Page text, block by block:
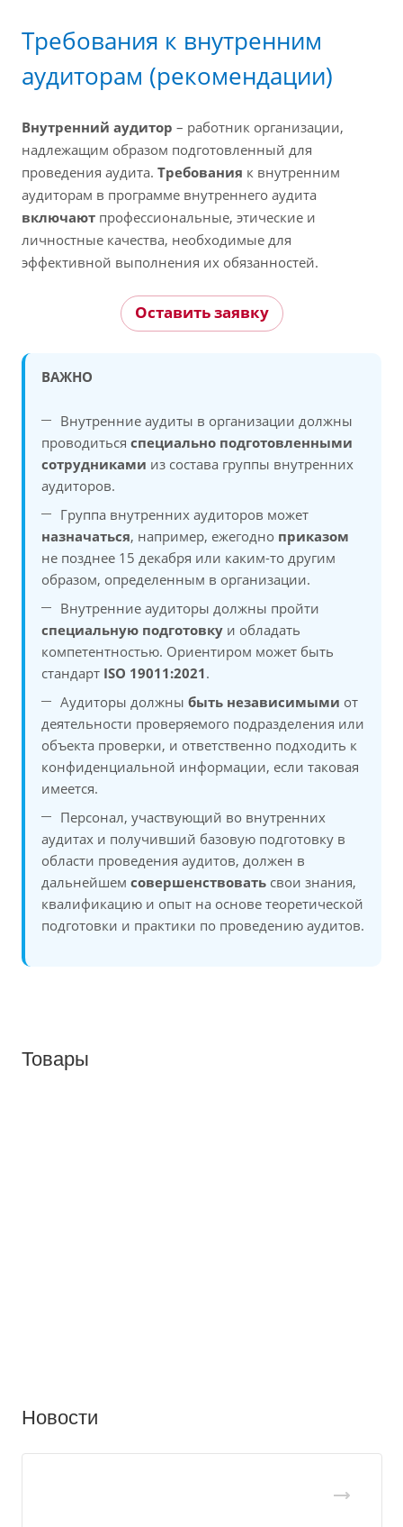
Требования к внутренним
аудиторам (рекомендации)
Внутренний аудитор – работник организации,
надлежащим образом подготовленный для
проведения аудита. Требования к внутренним
аудиторам в программе внутреннего аудита
включают профессиональные, этические и
личностные качества, необходимые для
эффективной выполнения их обязанностей.
Оставить заявку
ВАЖНО
Внутренние аудиты в организации должны
проводиться специально подготовленными
сотрудниками из состава группы внутренних
аудиторов.
Группа внутренних аудиторов может
назначаться, например, ежегодно приказом
не позднее 15 декабря или каким-то другим
образом, определенным в организации.
Внутренние аудиторы должны пройти
специальную подготовку и обладать
компетентностью. Ориентиром может быть
стандарт ISO 19011:2021.
Аудиторы должны быть независимыми от
деятельности проверяемого подразделения или
объекта проверки, и ответственно подходить к
конфиденциальной информации, если таковая
имеется.
Персонал, участвующий во внутренних
аудитах и получивший базовую подготовку в
области проведения аудитов, должен в
дальнейшем совершенствовать свои знания,
квалификацию и опыт на основе теоретической
подготовки и практики по проведению аудитов.
Товары
Новости